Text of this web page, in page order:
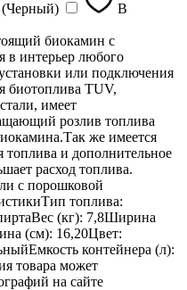
В
биокамин с
в интерьер любого
или подключения
биотоплива TUV,
имеет
розлив топлива
же имеется
топлива и дополнительное
расход топлива.
с порошковой
топлива:
(кг): 7,8Ширина
(см): 16,20Цвет:
контейнера (л):
товара может
на сайте